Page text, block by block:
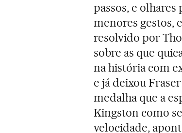
passos, e
menores gestos,
resolvido por
sobre as que
na história com
e já deixou
medalha que a
Kingston como
velocidade,